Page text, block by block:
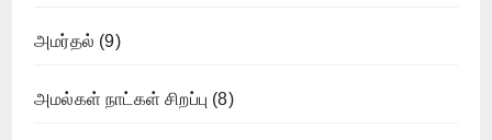
அமர்தல் (9)
அமல்கள் நாட்கள் சிறப்பு (8)